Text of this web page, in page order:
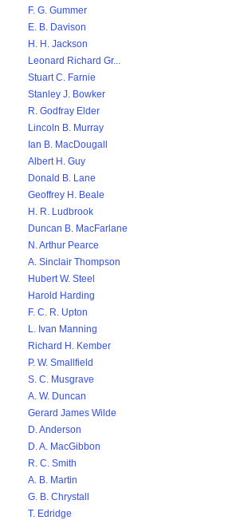
F. G. Gummer
E. B. Davison
H. H. Jackson
Leonard Richard Gr...
Stuart C. Farnie
Stanley J. Bowker
R. Godfray Elder
Lincoln B. Murray
Ian B. MacDougall
Albert H. Guy
Donald B. Lane
Geoffrey H. Beale
H. R. Ludbrook
Duncan B. MacFarlane
N. Arthur Pearce
A. Sinclair Thompson
Hubert W. Steel
Harold Harding
F. C. R. Upton
L. Ivan Manning
Richard H. Kember
P. W. Smallfield
S. C. Musgrave
A. W. Duncan
Gerard James Wilde
D. Anderson
D. A. MacGibbon
R. C. Smith
A. B. Martin
G. B. Chrystall
T. Edridge